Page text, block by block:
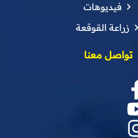
فيديوهات
زراعة القوقعة
تواصل معنا